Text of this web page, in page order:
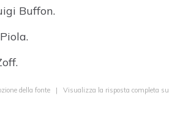
Buffon.
della fonte | Visualizza la risposta completa su